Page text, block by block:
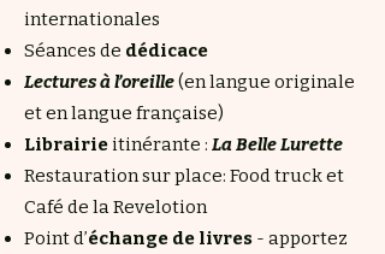
internationales
Séances de dédicace
Lectures à l’oreille(en langue originale
et en langue française)
Librairie itinérante : La Belle Lurette
Restauration sur place: Food truck et
Café de la Revelotion
Point d’échange de livres - apportez